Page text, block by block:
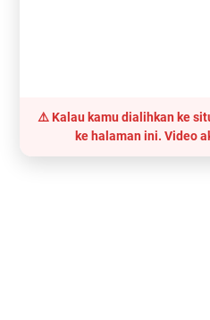
⚠️ Kalau kamu dialihkan ke
ke halaman ini. Video